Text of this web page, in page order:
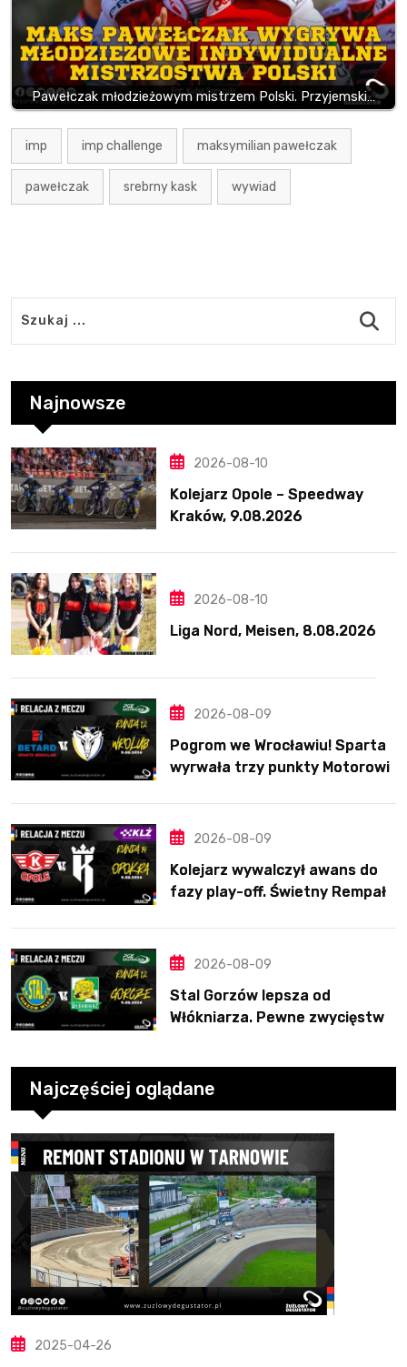
Pawełczak młodzieżowym mistrzem Polski. Przyjemski…
imp imp challenge maksymilian pawełczak
pawełczak srebrny kask wywiad
Najnowsze
2026-08-10
Kolejarz Opole – Speedway
Kraków, 9.08.2026
2026-08-10
Liga Nord, Meisen, 8.08.2026
2026-08-09
Pogrom we Wrocławiu! Sparta
wyrwała trzy punkty Motorowi
2026-08-09
Kolejarz wywalczył awans do
fazy play-off. Świetny Rempała
2026-08-09
Stal Gorzów lepsza od
Włókniarza. Pewne zwycięstwo
Najczęściej oglądane
2025-04-26